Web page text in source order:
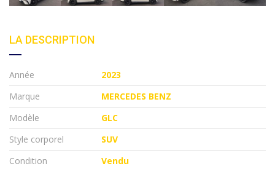
LA DESCRIPTION
Année
2023
Marque
MERCEDES BENZ
Modèle
GLC
Style corporel
SUV
Condition
Vendu